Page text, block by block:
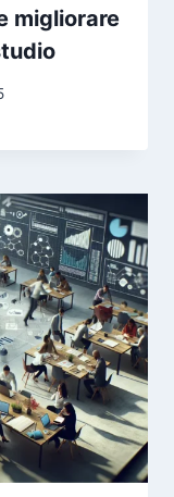
migliorare